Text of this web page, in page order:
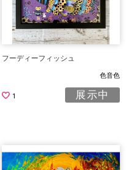
フーディーフィッシュ
色音色
1 展示中